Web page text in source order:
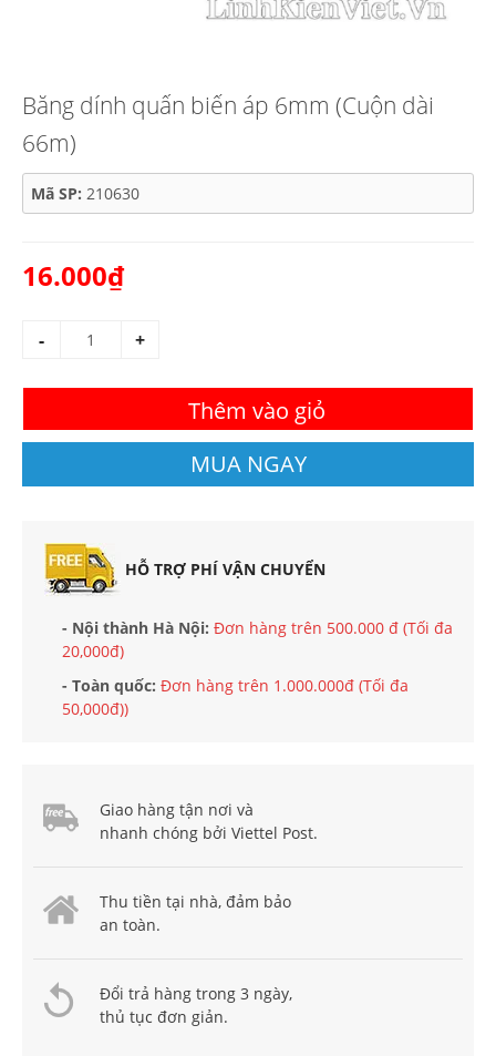
Băng dính quấn biến áp 6mm (Cuộn dài
66m)
Mã SP: 210630
16.000₫
- +
Thêm vào giỏ
MUA NGAY
HỖ TRỢ PHÍ VẬN CHUYỂN
- Nội thành Hà Nội: Đơn hàng trên 500.000 đ (Tối đa
20,000đ)
- Toàn quốc: Đơn hàng trên 1.000.000đ (Tối đa
50,000đ))
Giao hàng tận nơi và
nhanh chóng bởi Viettel Post.
Thu tiền tại nhà, đảm bảo
an toàn.
Đổi trả hàng trong 3 ngày,
thủ tục đơn giản.